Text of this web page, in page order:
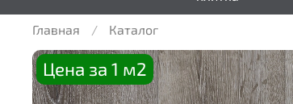
Главная Каталог
Цена за 1 м2